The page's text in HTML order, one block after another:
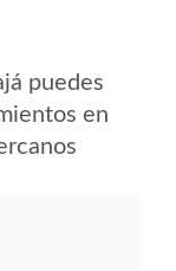
puedes
en